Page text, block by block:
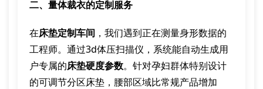
二、量体裁衣的定制服务
在床垫定制车间 ，我们遇到正在测量身形数据的
工程师。通过3d体压扫描仪，系统能自动生成用
户专属的床垫硬度参数。针对孕妇群体特别设计
的可调节分区床垫，腰部区域比常规产品增加